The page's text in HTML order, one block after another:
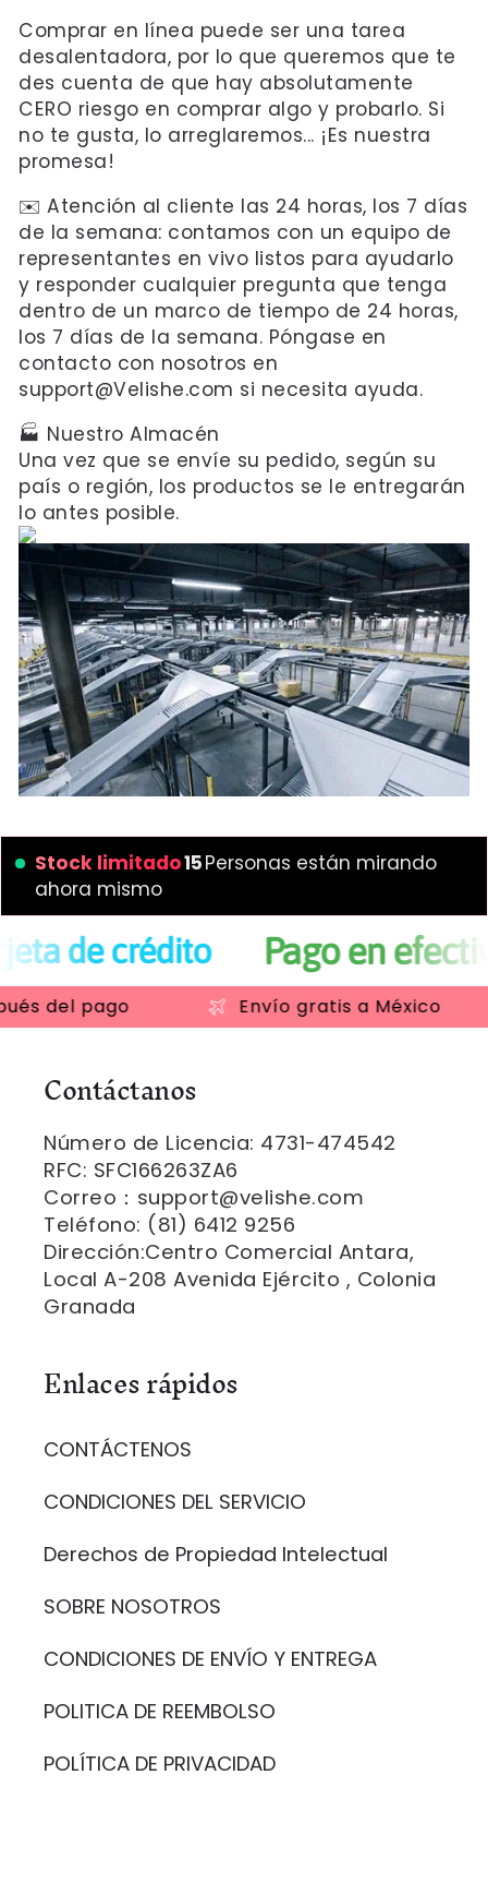
Comprar en línea puede ser una tarea
desalentadora, por lo que queremos que te
des cuenta de que hay absolutamente
CERO riesgo en comprar algo y probarlo. Si
no te gusta, lo arreglaremos... ¡Es nuestra
promesa!
✉️ Atención al cliente las 24 horas, los 7 días
de la semana: contamos con un equipo de
representantes en vivo listos para ayudarlo
y responder cualquier pregunta que tenga
dentro de un marco de tiempo de 24 horas,
los 7 días de la semana. Póngase en
contacto con nosotros en
support@Velishe.com si necesita ayuda.
🏭 Nuestro Almacén
Una vez que se envíe su pedido, según su
país o región, los productos se le entregarán
lo antes posible.
Stock limitado12Personas están mirando
ahora mismo
Pago en efectivo en OXXO
pago Envío gratis a México
Contáctanos
Número de Licencia: 4731-474542
RFC: SFC166263ZA6
Correo：support@velishe.com
Teléfono: (81) 6412 9256
Dirección:Centro Comercial Antara,
Local A-208 Avenida Ejército , Colonia
Granada
Enlaces rápidos
CONTÁCTENOS
CONDICIONES DEL SERVICIO
Derechos de Propiedad Intelectual
SOBRE NOSOTROS
CONDICIONES DE ENVÍO Y ENTREGA
POLITICA DE REEMBOLSO
POLÍTICA DE PRIVACIDAD